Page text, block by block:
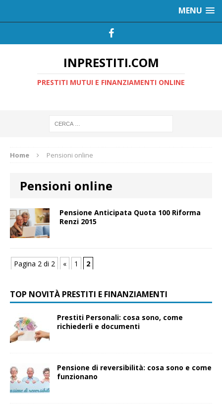
MENU
INPRESTITI.COM
PRESTITI MUTUI E FINANZIAMENTI ONLINE
Home Pensioni online
Pensioni online
Pensione Anticipata Quota 100 Riforma
Renzi 2015
Pagina 2 di 2 « 1 2
TOP NOVITÀ PRESTITI E FINANZIAMENTI
Prestiti Personali: cosa sono, come
richiederli e documenti
Pensione di reversibilità: cosa sono e come
funzionano